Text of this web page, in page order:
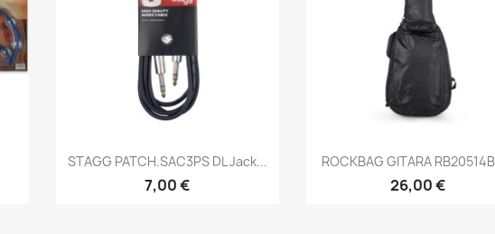
Brzi pregled
STAGG PATCH.SAC3PS DL Jack...
7,00 €
Brzi pregled
ROCKBAG GITARA
26,00 €